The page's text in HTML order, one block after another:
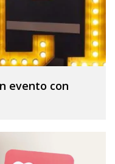
evento con